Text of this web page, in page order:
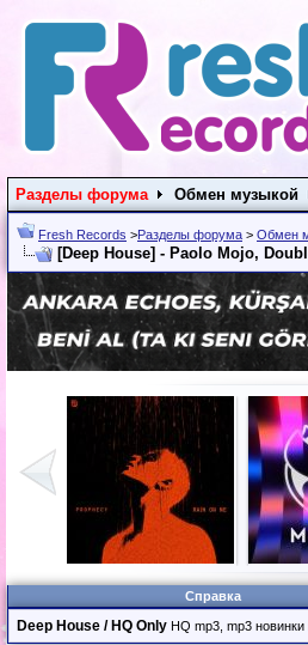
Разделы форума Обмен музыкой
Fresh Records >Разделы форума > Обмен
[Deep House] - Paolo Mojo,
Справка
Deep House / HQ Only HQ mp3, mp3